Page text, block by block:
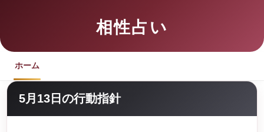
相性占い
ホーム
5月13日の行動指針